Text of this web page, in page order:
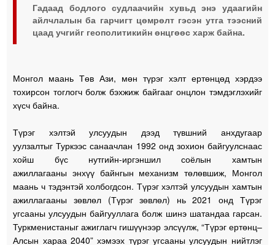
Гадаад бодлого судлаачийн хувьд энэ удаагийн
айлчлалын ба гарчигт цөмрөлт гэсэн утга тээсний
цаад учгийг геополитикийн өнцгөөс харж байна.
Монгол маань Төв Ази, мөн түрэг хэлт ертөнцөд хэрдээ
тохирсон тоглогч болж бэхжиж байгааг онцлон тэмдэглэхийг
хүсч байна.
Түрэг хэлтэй улсуудын дээд түвшний анхдугаар
уулзалтыг Туркээс санаачлан 1992 онд зохион байгуулснаас
хойш бүс нутгийн-иргэншил соёлын хамтын
ажиллагааны энхүү байнгын механизм төлөвшиж, Монгол
маань ч тэдэнтэй холбогдсон. Түрэг хэлтэй улсуудын хамтын
ажиллагааны зөвлөл (Түрэг зөвлөл) нь 2021 онд Түрэг
угсааны улсуудын байгууллага болж шинэ шатандаа гарсан.
Туркменистаныг ажиглагч гишүүнээр элсүүлж, “Түрэг ертөнц–
Алсын хараа 2040” хэмээх түрэг угсааны улсуудын нийтлэг